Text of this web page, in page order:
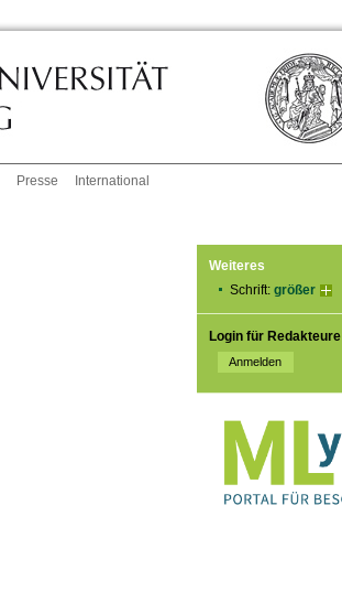
Presse International
Weiteres
Schrift: größer
Login für Redakteure